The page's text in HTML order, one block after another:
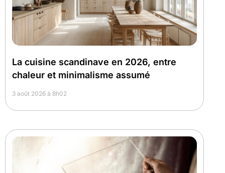
La cuisine scandinave en 2026, entre
chaleur et minimalisme assumé
3 août 2026 à 8h02